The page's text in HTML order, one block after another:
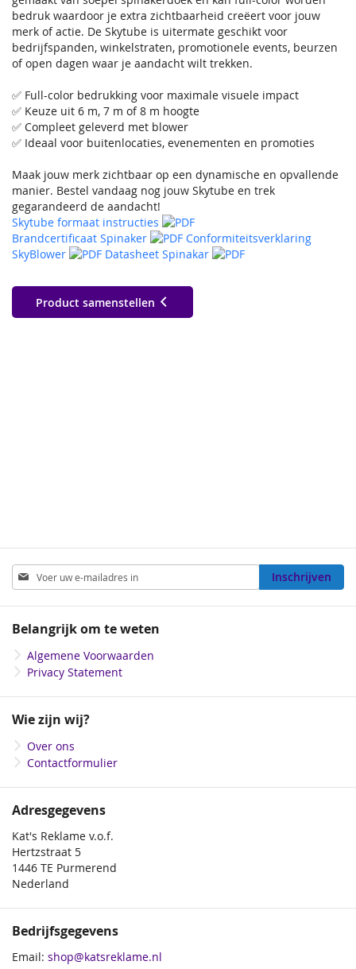
bedruk waardoor je extra zichtbaarheid creëert voor jouw
merk of actie. De Skytube is uitermate geschikt voor
bedrijfspanden, winkelstraten, promotionele events, beurzen
of open dagen waar je aandacht wilt trekken.
✅ Full-color bedrukking voor maximale visuele impact
✅ Keuze uit 6 m, 7 m of 8 m hoogte
✅ Compleet geleverd met blower
✅ Ideaal voor buitenlocaties, evenementen en promoties
Maak jouw merk zichtbaar op een dynamische en opvallende
manier. Bestel vandaag nog jouw Skytube en trek
gegarandeerd de aandacht!
Skytube formaat instructies
Brandcertificaat Spinaker
Conformiteitsverklaring
SkyBlower
Datasheet Spinakar
Product samenstellen
Abonneer
u
op
nieuwsbrief
Inschrijven
Belangrijk om te weten
Algemene Voorwaarden
Privacy Statement
Wie zijn wij?
Over ons
Contactformulier
Adresgegevens
Kat's Reklame v.o.f.
Hertzstraat 5
1446 TE Purmerend
Nederland
Bedrijfsgegevens
Email: shop@katsreklame.nl